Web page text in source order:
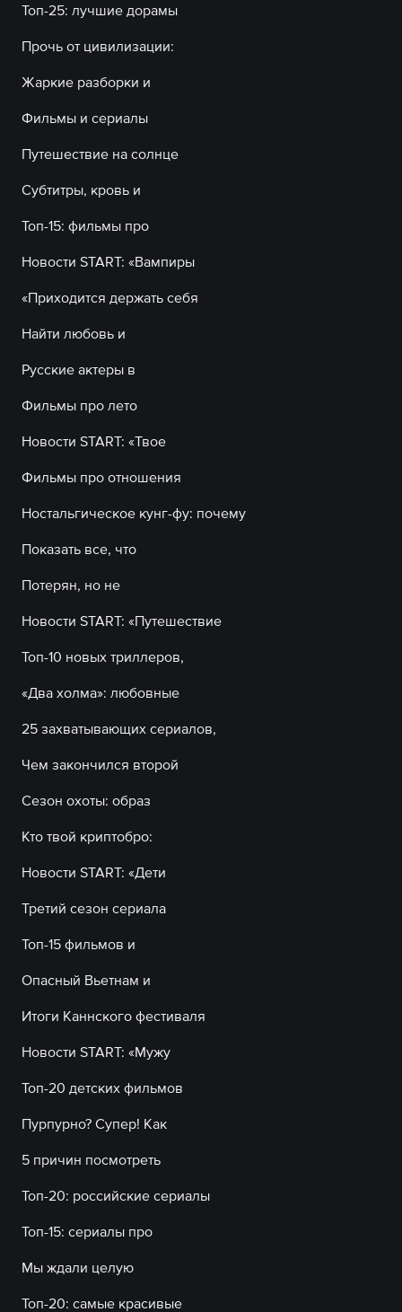
Топ-25: лучшие дорамы
Прочь от цивилизации:
Жаркие разборки и
Фильмы и сериалы
Путешествие на солнце
Субтитры, кровь и
Топ-15: фильмы про
Новости START: «Вампиры
«Приходится держать себя
Найти любовь и
Русские актеры в
Фильмы про лето
Новости START: «Твое
Фильмы про отношения
Ностальгическое кунг-фу: почему
Показать все, что
Потерян, но не
Новости START: «Путешествие
Топ-10 новых триллеров,
«Два холма»: любовные
25 захватывающих сериалов,
Чем закончился второй
Сезон охоты: образ
Кто твой криптобро:
Новости START: «Дети
Третий сезон сериала
Топ-15 фильмов и
Опасный Вьетнам и
Итоги Каннского фестиваля
Новости START: «Мужу
Топ-20 детских фильмов
Пурпурно? Супер! Как
5 причин посмотреть
Топ-20: российские сериалы
Топ-15: сериалы про
Мы ждали целую
Топ-20: самые красивые